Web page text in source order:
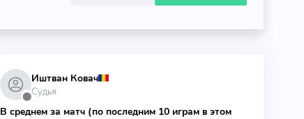
⬤
Иштван Ковач
Судья
В среднем за матч (по последним 10 играм в этом